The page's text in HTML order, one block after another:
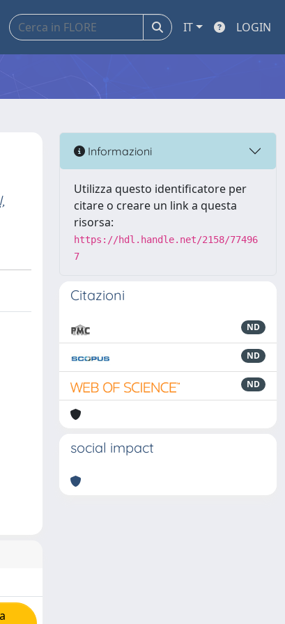
IT LOGIN
Informazioni
Utilizza questo identificatore per
citare o creare un link a questa
risorsa:
https://hdl.handle.net/2158/77496
7
Citazioni
ND
ND
ND
social impact